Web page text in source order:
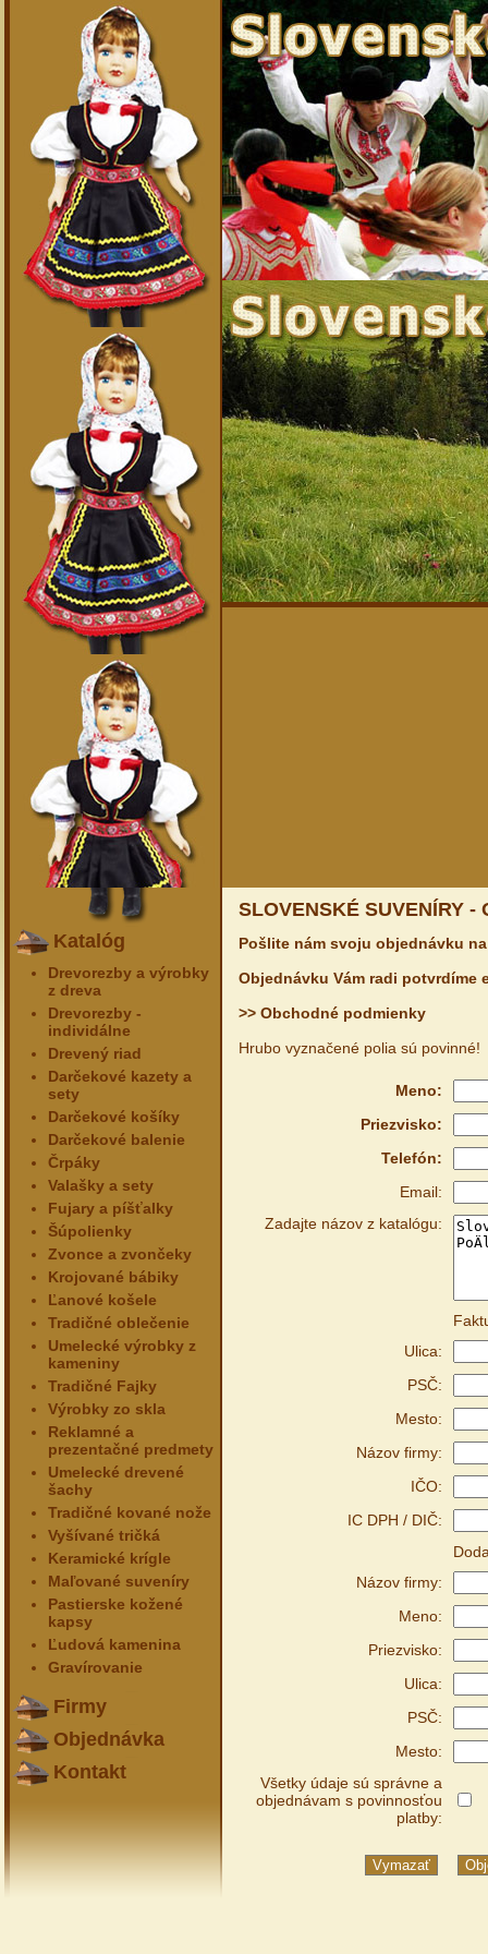
Katalóg
Drevorezby a výrobky
z dreva
Drevorezby -
individálne
Drevený riad
Darčekové kazety a
sety
Darčekové košíky
Darčekové balenie
Črpáky
Valašky a sety
Fujary a píšťalky
Šúpolienky
Zvonce a zvončeky
Krojované bábiky
Ľanové košele
Tradičné oblečenie
Umelecké výrobky z
kameniny
Tradičné Fajky
Výrobky zo skla
Reklamné a
prezentačné predmety
Umelecké drevené
šachy
Tradičné kované nože
Vyšívané tričká
Keramické krígle
Maľované suveníry
Pastierske kožené
kapsy
Ľudová kamenina
Gravírovanie
Firmy
Objednávka
Kontakt
SLOVENSKÉ SUVENÍRY -
Pošlite nám svoju objednávku
Objednávku Vám radi potvrdíme
>> Obchodné podmienky
Hrubo vyznačené polia sú povinné!
Meno:
Priezvisko:
Telefón:
Email:
Zadajte názov z katalógu:
Ulica:
PSČ:
Mesto:
Názov firmy:
IČO:
IC DPH / DIČ:
Názov firmy:
Meno:
Priezvisko:
Ulica:
PSČ:
Mesto:
Všetky údaje sú správne a
objednávam s povinnosťou
platby: